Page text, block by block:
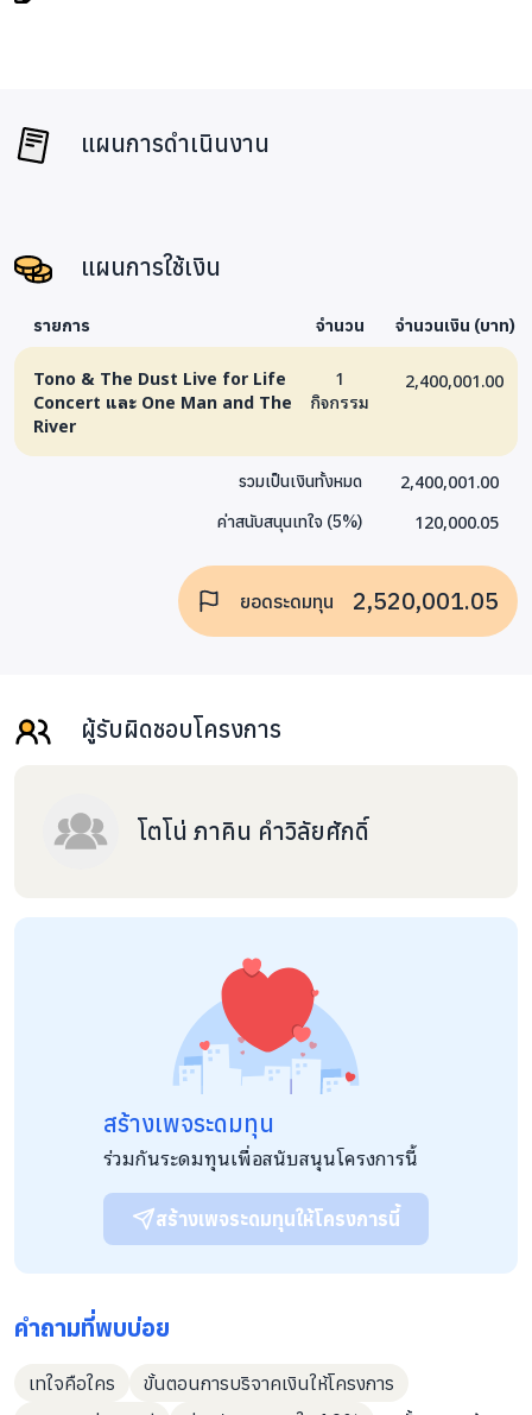
แผนการดำเนินงาน
แผนการใช้เงิน
รายการ จำนวน จำนวนเงิน (บาท)
Tono & The Dust Live for Life
Concert และ One Man and The
River
1
กิจกรรม
2,400,001.00
รวมเป็นเงินทั้งหมด 2,400,001.00
ค่าสนับสนุนเทใจ (5%) 120,000.05
ยอดระดมทุน 2,520,001.05
ผู้รับผิดชอบโครงการ
โตโน่ ภาคิน คำวิลัยศักดิ์
สร้างเพจระดมทุน
ร่วมกันระดมทุนเพื่อสนับสนุนโครงการนี้
สร้างเพจระดมทุนให้โครงการนี้
คำถามที่พบบ่อย
เทใจคือใคร
ขั้นตอนการบริจาคเงินให้โครงการ